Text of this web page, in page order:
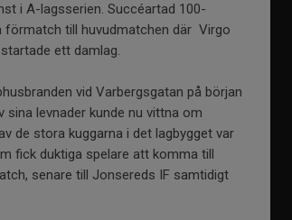
i A-lagsserien. Succéartad 100-
förmatch till huvudmatchen där Virgo
ett damlag.
vid Varbergsgatan på början
levnader kunde nu vittna om
de stora kuggarna i det lagbygget var
fick duktiga spelare att komma till
senare till Jonsereds IF samtidigt